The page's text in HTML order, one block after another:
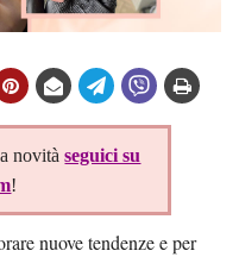
novitàseguici su
!
nuove tendenze e per